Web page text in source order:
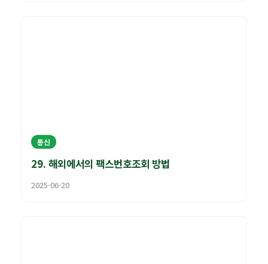
통신
29. 해외에서의 팩스번호조회 방법
2025-06-20